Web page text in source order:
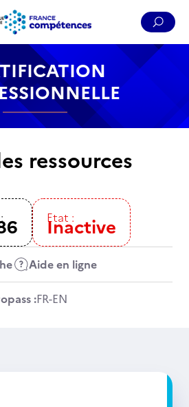
Menu Pied de page
navigation
ressources
Etat :
Inactive
Aide en ligne
:FR-EN